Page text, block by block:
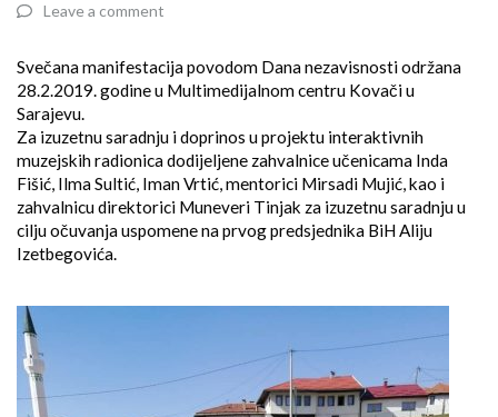
Leave a comment
Svečana manifestacija povodom Dana nezavisnosti održana
28.2.2019. godine u Multimedijalnom centru Kovači u
Sarajevu.
Za izuzetnu saradnju i doprinos u projektu interaktivnih
muzejskih radionica dodijeljene zahvalnice učenicama Inda
Fišić, Ilma Sultić, Iman Vrtić, mentorici Mirsadi Mujić, kao i
zahvalnicu direktorici Muneveri Tinjak za izuzetnu saradnju u
cilju očuvanja uspomene na prvog predsjednika BiH Aliju
Izetbegovića.